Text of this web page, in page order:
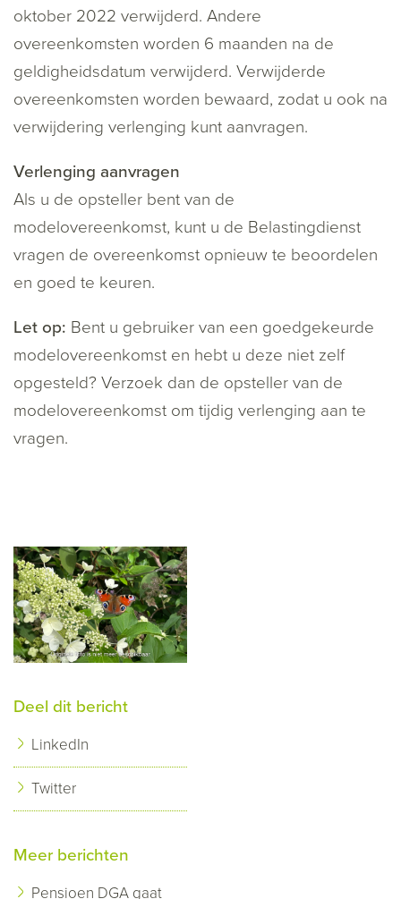
oktober 2022 verwijderd. Andere
overeenkomsten worden 6 maanden na de
geldigheidsdatum verwijderd. Verwijderde
overeenkomsten worden bewaard, zodat u ook na
verwijdering verlenging kunt aanvragen.
Verlenging aanvragen
Als u de opsteller bent van de
modelovereenkomst, kunt u de Belastingdienst
vragen de overeenkomst opnieuw te beoordelen
en goed te keuren.
Let op: Bent u gebruiker van een goedgekeurde
modelovereenkomst en hebt u deze niet zelf
opgesteld? Verzoek dan de opsteller van de
modelovereenkomst om tijdig verlenging aan te
vragen.
Deel dit bericht
LinkedIn
Twitter
Meer berichten
Pensioen DGA gaat